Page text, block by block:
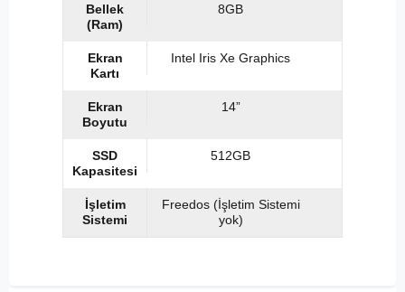
Bellek
(Ram)
8GB
Ekran
Kartı
Intel Iris Xe Graphics
Ekran
Boyutu
14”
SSD
Kapasitesi
512GB
İşletim
Sistemi
Freedos (İşletim Sistemi
yok)